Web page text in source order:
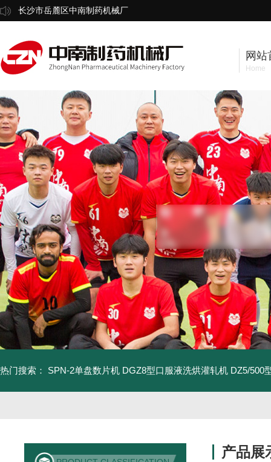
长沙市岳麓区中南制药机械厂
网站
Home
热门搜索： SPN-2单盘数片机 DGZ8型口服液洗烘灌轧机 DZ5/500
产品展